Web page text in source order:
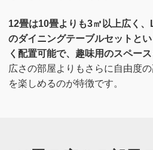
12畳は10畳よりも3㎡以上広く
のダイニングテーブルセットと
く配置可能で、趣味用のスペース
広さの部屋よりもさらに自由度
を楽しめるのが特徴です。